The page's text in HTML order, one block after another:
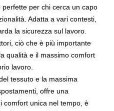
perfette per chi cerca un capo
Adatta a vari contesti,
la sicurezza sul lavoro.
ciò che è più importante
qualità e il massimo comfort
lavoro.
tessuto e la massima
offre una
comfort unica nel tempo, è